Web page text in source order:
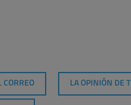
CORREO LA OPINIÓN DE